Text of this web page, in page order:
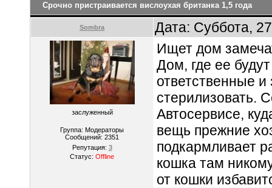
Срочно пристраивается вислоухая британка 1,5 года
Sombra Дата: Суббота,
заслуженный
Группа: Модераторы
Сообщений: 2351
Репутация: 3
Статус: Offline
Ищет дом
Дом, где ее
ответственные
стерилизовать.
Автосервисе,
вещь прежние
подкармливает
кошка там
от кошки